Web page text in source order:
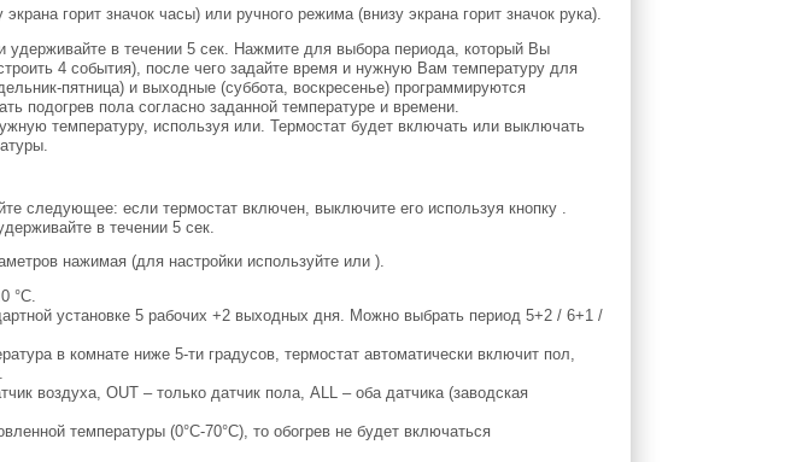
горит значок часы) или ручного режима (внизу экрана горит значок рука).
удерживайте в течении 5 сек. Нажмите для выбора периода, который Вы
4 события), после чего задайте время и нужную Вам температуру для
пятница) и выходные (суббота, воскресенье) программируются
подогрев пола согласно заданной температуре и времени.
температуру, используя или. Термостат будет включать или выключать
следующее: если термостат включен, выключите его используя кнопку .
в течении 5 сек.
нажимая (для настройки используйте или ).
°С.
установке 5 рабочих +2 выходных дня. Можно выбрать период 5+2 / 6+1 /
в комнате ниже 5-ти градусов, термостат автоматически включит пол,
воздуха, OUT – только датчик пола, ALL – оба датчика (заводская
температуры (0°С-70°С), то обогрев не будет включаться